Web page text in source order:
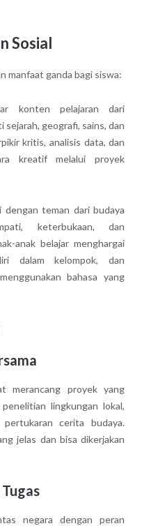
Sosial
manfaat ganda bagi siswa:
konten pelajaran dari
geografi, sains, dan
kritis, analisis data, dan
kreatif melalui proyek
dengan teman dari budaya
keterbukaan, dan
anak belajar menghargai
dalam kelompok, dan
bahasa yang
merancang proyek yang
lingkungan lokal,
cerita budaya.
jelas dan bisa dikerjakan
negara dengan peran